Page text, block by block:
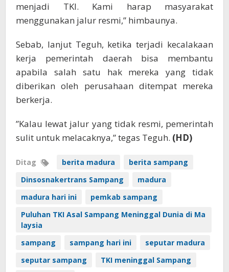
menjadi TKI. Kami harap masyarakat
menggunakan jalur resmi,” himbaunya.
Sebab, lanjut Teguh, ketika terjadi kecalakaan
kerja pemerintah daerah bisa membantu
apabila salah satu hak mereka yang tidak
diberikan oleh perusahaan ditempat mereka
berkerja.
”Kalau lewat jalur yang tidak resmi, pemerintah
sulit untuk melacaknya,” tegas Teguh. (HD)
Ditag berita madura
berita sampang
Dinsosnakertrans Sampang
madura
madura hari ini
pemkab sampang
Puluhan TKI Asal Sampang Meninggal Dunia di Ma
laysia
sampang
sampang hari ini
seputar madura
seputar sampang
TKI meninggal Sampang